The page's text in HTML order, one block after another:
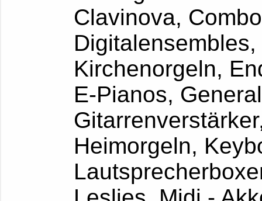
Clavinova,
Kirchenorgeln,
E-Pianos,
Heimorgeln,